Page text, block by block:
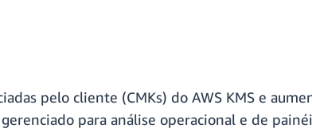
pelo cliente (CMKs) do AWS KMS e
para análise operacional e de